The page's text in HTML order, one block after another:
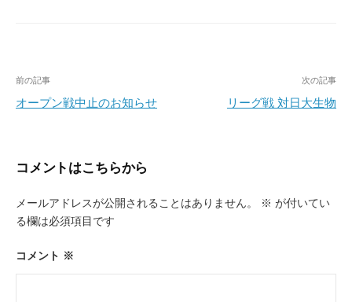
投
稿
ゲ
ー
シ
ョ
ン
前の記事
オープン戦中止のお知らせ
次の記事
リーグ戦 対日大生物
コメントはこちらから
メールアドレスが公開されることはありません。 ※ が付いてい
る欄は必須項目です
コメント ※